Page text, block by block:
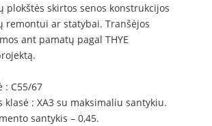
plokštės skirtos senos konstrukcijos
remontui ar statybai. Tranšėjos
ant pamatų pagal THYE
: C55/67
klasė : XA3 su maksimaliu santykiu.
santykis – 0,45.